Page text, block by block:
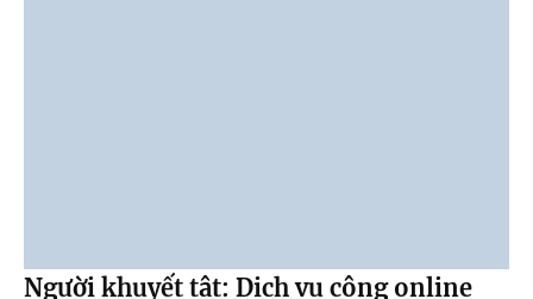
Người khuyết tật: Dịch vụ công online